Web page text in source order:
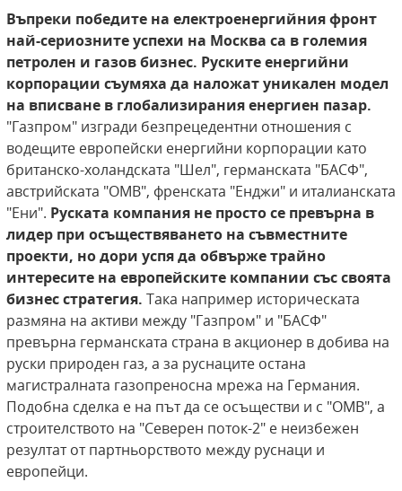
Въпреки победите на електроенергийния фронт
най-сериозните успехи на Москва са в големия
петролен и газов бизнес. Руските енергийни
корпорации съумяха да наложат уникален модел
на вписване в глобализирания енергиен пазар.
"Газпром" изгради безпрецедентни отношения с
водещите европейски енергийни корпорации като
британско-холандската "Шел", германската "БАСФ",
австрийската "ОМВ", френската "Енджи" и италианската
"Ени". Руската компания не просто се превърна в
лидер при осъществяването на съвместните
проекти, но дори успя да обвърже трайно
интересите на европейските компании със своята
бизнес стратегия. Така например историческата
размяна на активи между "Газпром" и "БАСФ"
превърна германската страна в акционер в добива на
руски природен газ, а за руснаците остана
магистралната газопреносна мрежа на Германия.
Подобна сделка е на път да се осъществи и с "ОМВ", а
строителството на "Северен поток-2" е неизбежен
резултат от партньорството между руснаци и
европейци.